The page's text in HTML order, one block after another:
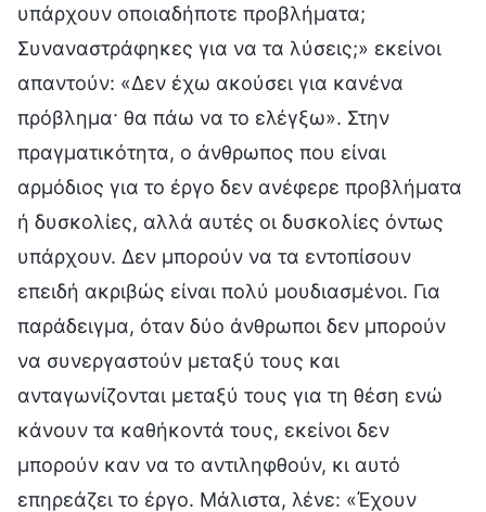
υπάρχουν οποιαδήποτε προβλήματα;
Συναναστράφηκες για να τα λύσεις;» εκείνοι
απαντούν: «Δεν έχω ακούσει για κανένα
πρόβλημα· θα πάω να το ελέγξω». Στην
πραγματικότητα, ο άνθρωπος που είναι
αρμόδιος για το έργο δεν ανέφερε προβλήματα
ή δυσκολίες, αλλά αυτές οι δυσκολίες όντως
υπάρχουν. Δεν μπορούν να τα εντοπίσουν
επειδή ακριβώς είναι πολύ μουδιασμένοι. Για
παράδειγμα, όταν δύο άνθρωποι δεν μπορούν
να συνεργαστούν μεταξύ τους και
ανταγωνίζονται μεταξύ τους για τη θέση ενώ
κάνουν τα καθήκοντά τους, εκείνοι δεν
μπορούν καν να το αντιληφθούν, κι αυτό
επηρεάζει το έργο. Μάλιστα, λένε: «Έχουν